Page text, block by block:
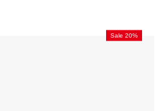
Sale 20%